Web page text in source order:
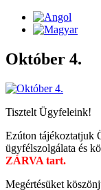
Október 4.
Tisztelt Ügyfeleink!
Ezúton tájékoztatjuk
ügyfélszolgálata és
ZÁRVA tart.
Megértésüket